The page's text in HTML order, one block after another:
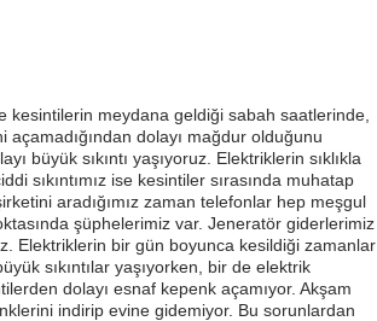
kesintilerin meydana geldiği sabah saatlerinde,
açamadığından dolayı mağdur olduğunu
büyük sıkıntı yaşıyoruz. Elektriklerin sıklıkla
sıkıntımız ise kesintiler sırasında muhatap
aradığımız zaman telefonlar hep meşgul
şüphelerimiz var. Jeneratör giderlerimiz
Elektriklerin bir gün boyunca kesildiği zamanlar
sıkıntılar yaşıyorken, bir de elektrik
dolayı esnaf kepenk açamıyor. Akşam
indirip evine gidemiyor. Bu sorunlardan